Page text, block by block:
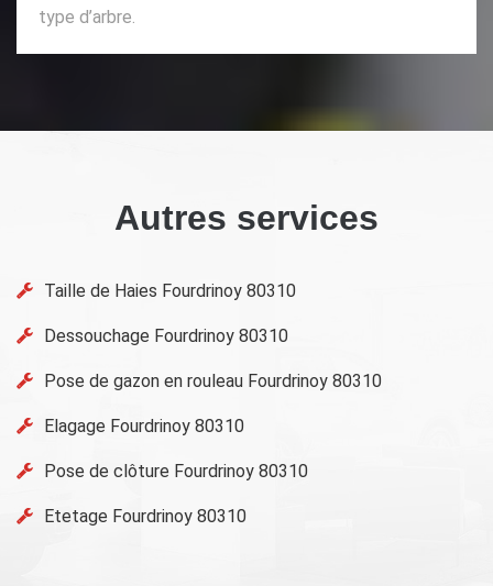
type d’arbre.
Autres services
Taille de Haies Fourdrinoy 80310
Dessouchage Fourdrinoy 80310
Pose de gazon en rouleau Fourdrinoy 80310
Elagage Fourdrinoy 80310
Pose de clôture Fourdrinoy 80310
Etetage Fourdrinoy 80310